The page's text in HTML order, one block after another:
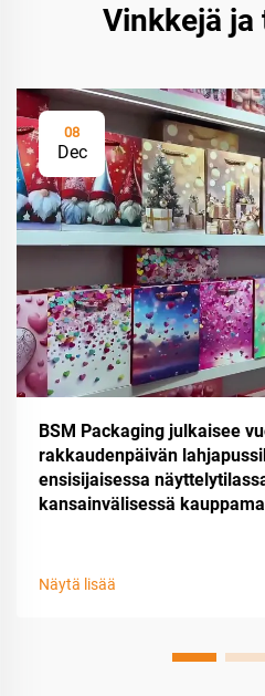
Vinkkejä ja
08
Dec
BSM Packaging julkaisee
rakkaudenpäivän
ensisijaisessa
kansainvälisessä
Näytä lisää